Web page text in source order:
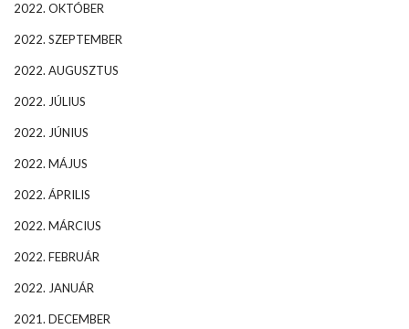
2022. OKTÓBER
2022. SZEPTEMBER
2022. AUGUSZTUS
2022. JÚLIUS
2022. JÚNIUS
2022. MÁJUS
2022. ÁPRILIS
2022. MÁRCIUS
2022. FEBRUÁR
2022. JANUÁR
2021. DECEMBER